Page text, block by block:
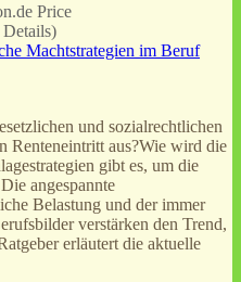
Price
Details)
und sozialrechtlichen
Renteneintritt aus?Wie wird die
gibt es, um die
angespannte
Belastung und der immer
verstärken den Trend,
erläutert die aktuelle